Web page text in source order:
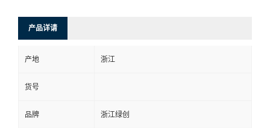
产品详请
产地 浙江
货号
品牌 浙江绿创